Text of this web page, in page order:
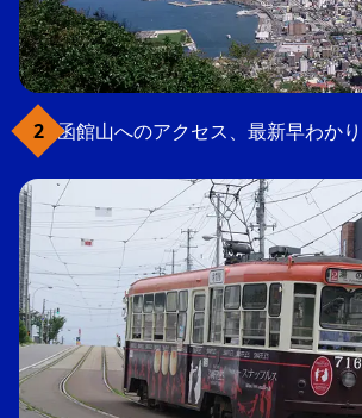
函館山へのアクセス、最新早わか